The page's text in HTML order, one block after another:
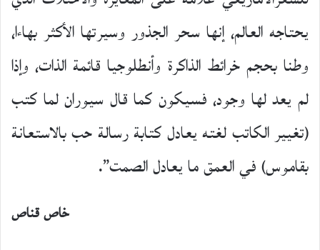
يحتاجه العالم، إنها سحر الجذور وسيرتها الأكثر بهاءا،
وطنا بحجم خرائط الذاكرة وأنطلوجيا قائمة الذات، وإذا
لم يعد لها وجود، فسيكون كما قال سيوران لما كتب
(تغيير الكاتب لغته يعادل كتابة رسالة حب بالاستعانة
بقاموس) في العمق ما يعادل الصمت”.
خاص قناص